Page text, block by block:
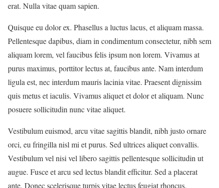
erat. Nulla vitae quam sapien.
Quisque eu dolor ex. Phasellus a luctus lacus, et aliquam massa.
Pellentesque dapibus, diam in condimentum consectetur, nibh sem
aliquam lorem, vel faucibus felis ipsum non lorem. Vivamus at
purus maximus, porttitor lectus at, faucibus ante. Nam interdum
ligula est, nec interdum mauris lacinia vitae. Praesent dignissim
quis metus et iaculis. Vivamus aliquet et dolor et aliquam. Nunc
posuere sollicitudin nunc vitae aliquet.
Vestibulum euismod, arcu vitae sagittis blandit, nibh justo ornare
orci, eu fringilla nisl mi et purus. Sed ultrices aliquet convallis.
Vestibulum vel nisi vel libero sagittis pellentesque sollicitudin ut
augue. Fusce et arcu sed lectus blandit efficitur. Sed a placerat
ante. Donec scelerisque turpis vitae lectus feugiat rhoncus.